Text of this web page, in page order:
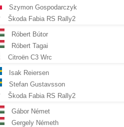
Szymon Gospodarczyk
Škoda Fabia RS Rally2
Róbert Bútor
Róbert Tagai
Citroën C3 Wrc
Isak Reiersen
Stefan Gustavsson
Škoda Fabia RS Rally2
Gábor Német
Gergely Németh